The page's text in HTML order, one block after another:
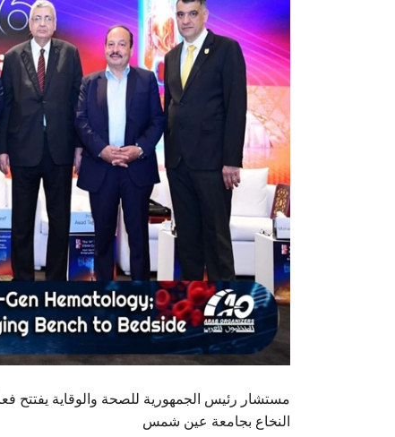
مستشار رئيس الجمهورية للصحة والوقاية يفتتح
النخاع بجامعة عين شمس